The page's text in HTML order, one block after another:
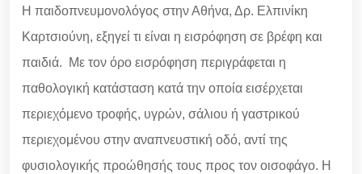
Η παιδοπνευμονολόγος στην Αθήνα, Δρ. Ελπινίκη
Καρτσιούνη, εξηγεί τι είναι η εισρόφηση σε βρέφη και
παιδιά. Με τον όρο εισρόφηση περιγράφεται η
παθολογική κατάσταση κατά την οποία εισέρχεται
περιεχόμενο τροφής, υγρών, σάλιου ή γαστρικού
περιεχομένου στην αναπνευστική οδό, αντί της
φυσιολογικής προώθησής τους προς τον οισοφάγο. Η